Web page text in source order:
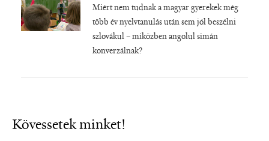
Miért nem tudnak a magyar gyerekek még
több év nyelvtanulás után sem jól beszélni
szlovákul – miközben angolul simán
konverzálnak?
Kövessetek minket!